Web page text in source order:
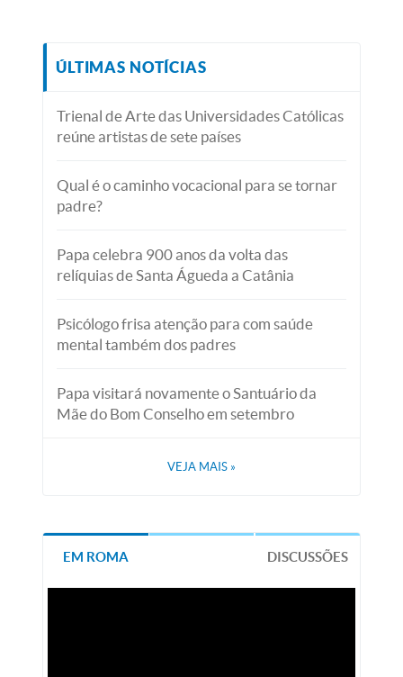
ÚLTIMAS NOTÍCIAS
Trienal de Arte das Universidades Católicas
reúne artistas de sete países
Qual é o caminho vocacional para se tornar
padre?
Papa celebra 900 anos da volta das
relíquias de Santa Águeda a Catânia
Psicólogo frisa atenção para com saúde
mental também dos padres
Papa visitará novamente o Santuário da
Mãe do Bom Conselho em setembro
VEJA MAIS »
EM ROMA DISCUSSÕES